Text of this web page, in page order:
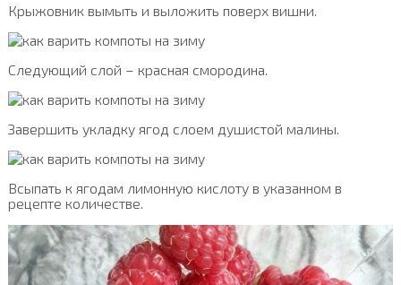
Крыжовник вымыть и выложить поверх вишни.
Следующий слой – красная смородина.
Завершить укладку ягод слоем душистой малины.
Всыпать к ягодам лимонную кислоту в указанном в
рецепте количестве.